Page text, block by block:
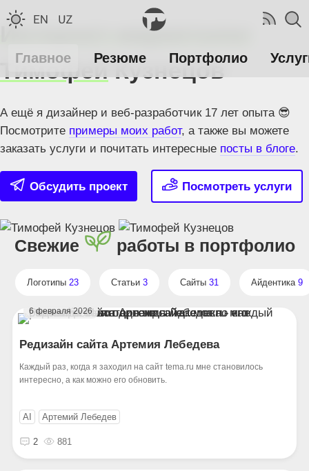
Главное Резюме Портфолио
Интернет-маркетолог
ТимофейКузнецов
А ещё я дизайнер и веб-разработчик 17 лет опыта 😎
Посмотрите примеры моих работ, а также вы можете
заказать услуги и почитать интересные посты в блоге.
Обсудить проект Посмотреть услуги
Свежие работы в портфолио
Логотипы 23 Статьи 3 Сайты 31 Айдентика9
6 февраля 2026
Редизайн сайта Артемия Лебедева
Каждый раз, когда я заходил на сайт tema.ru мне становилось
интересно, а как можно его обновить.
AI Артемий Лебедев
2 881